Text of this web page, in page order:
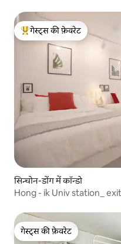
गेस्ट्स का टॉप फ़ेवरेट
गेस्ट्स की फ़ेवरेट
सिन्चोन-डोंग में कॉन्डो
Hong - ik Univ station_
गेस्ट्स की फ़ेवरेट
गेस्ट्स की फ़ेवरेट